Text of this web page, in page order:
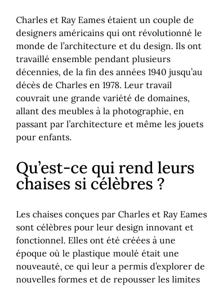
Charles et Ray Eames étaient un couple de
designers américains qui ont révolutionné le
monde de l’architecture et du design. Ils ont
travaillé ensemble pendant plusieurs
décennies, de la fin des années 1940 jusqu’au
décès de Charles en 1978. Leur travail
couvrait une grande variété de domaines,
allant des meubles à la photographie, en
passant par l’architecture et même les jouets
pour enfants.
Qu’est-ce qui rend leurs
chaises si célèbres ?
Les chaises conçues par Charles et Ray Eames
sont célèbres pour leur design innovant et
fonctionnel. Elles ont été créées à une
époque où le plastique moulé était une
nouveauté, ce qui leur a permis d’explorer de
nouvelles formes et de repousser les limites